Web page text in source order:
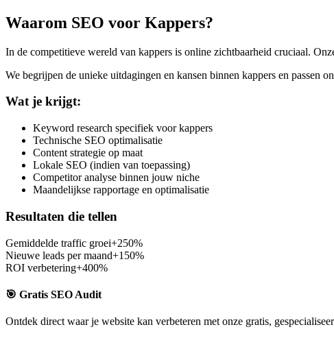
Waarom SEO voor Kappers?
In de competitieve wereld van kappers is online zichtbaarheid cruciaal.
We begrijpen de unieke uitdagingen en kansen binnen kappers en passen
Wat je krijgt:
Keyword research specifiek voor kappers
Technische SEO optimalisatie
Content strategie op maat
Lokale SEO (indien van toepassing)
Competitor analyse binnen jouw niche
Maandelijkse rapportage en optimalisatie
Resultaten die tellen
Gemiddelde traffic groei+250%
Nieuwe leads per maand+150%
ROI verbetering+400%
🎯 Gratis SEO Audit
Ontdek direct waar je website kan verbeteren met onze gratis,